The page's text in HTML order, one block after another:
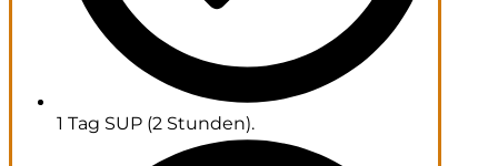
1 Tag SUP (2 Stunden).